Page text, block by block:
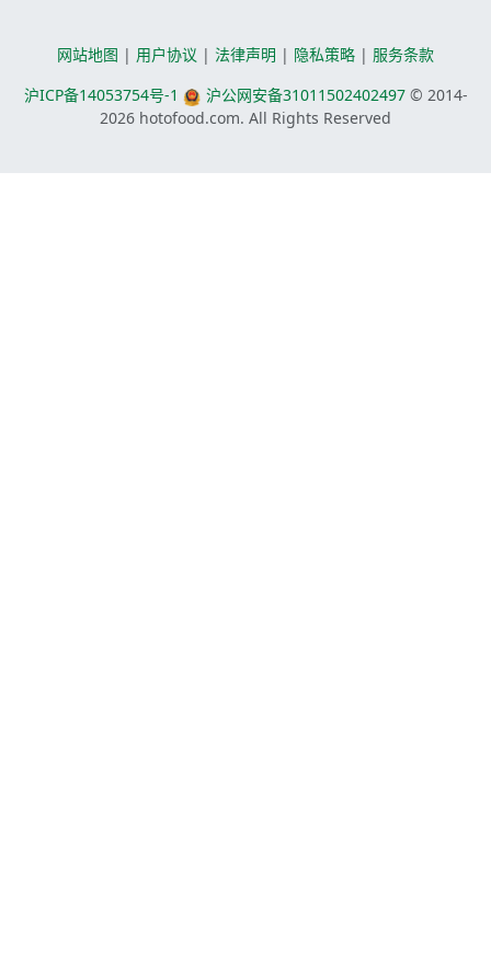
网站地图 | 用户协议 | 法律声明 | 隐私策略 | 服务条款
沪ICP备14053754号-1
沪公网安备31011502402497© 2014-
2026 hotofood.com. All Rights Reserved